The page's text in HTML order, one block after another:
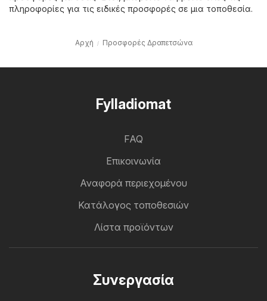
πληροφορίες για τις ειδικές προσφορές σε μια τοποθεσία.
Αρχή Προσφορές Δραπετσώνα
Fylladiomat
FAQ
Επικοινωνία
Αναφορά περιεχομένου
Κατάλογος τοποθεσιών
Λίστα προϊόντων
Συνεργασία